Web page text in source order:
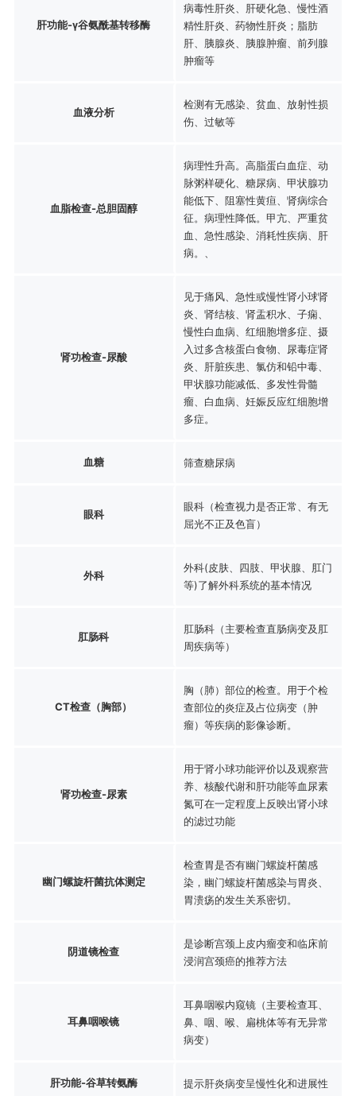
肝功能-γ谷氨酰基转移酶
病毒性肝炎、肝硬化急、慢性酒
精性肝炎、药物性肝炎；脂肪
肝、胰腺炎、胰腺肿瘤、前列腺
肿瘤等
血液分析
检测有无感染、贫血、放射性损
伤、过敏等
血脂检查-总胆固醇
病理性升高。高脂蛋白血症、动
脉粥样硬化、糖尿病、甲状腺功
能低下、阻塞性黄疸、肾病综合
征。病理性降低。甲亢、严重贫
血、急性感染、消耗性疾病、肝
病。、
肾功检查-尿酸
见于痛风、急性或慢性肾小球肾
炎、肾结核、肾盂积水、子痫、
慢性白血病、红细胞增多症、摄
入过多含核蛋白食物、尿毒症肾
炎、肝脏疾患、氯仿和铅中毒、
甲状腺功能减低、多发性骨髓
瘤、白血病、妊娠反应红细胞增
多症。
血糖 筛查糖尿病
眼科
眼科（检查视力是否正常、有无
屈光不正及色盲）
外科
外科(皮肤、四肢、甲状腺、肛门
等)了解外科系统的基本情况
肛肠科
肛肠科（主要检查直肠病变及肛
周疾病等）
CT检查（胸部）
胸（肺）部位的检查。用于个检
查部位的炎症及占位病变（肿
瘤）等疾病的影像诊断。
肾功检查-尿素
用于肾小球功能评价以及观察营
养、核酸代谢和肝功能等血尿素
氮可在一定程度上反映出肾小球
的滤过功能
幽门螺旋杆菌抗体测定
检查胃是否有幽门螺旋杆菌感
染，幽门螺旋杆菌感染与胃炎、
胃溃疡的发生关系密切。
阴道镜检查
是诊断宫颈上皮内瘤变和临床前
浸润宫颈癌的推荐方法
耳鼻咽喉镜
耳鼻咽喉内窥镜（主要检查耳、
鼻、咽、喉、扁桃体等有无异常
病变）
肝功能-谷草转氨酶 提示肝炎病变呈慢性化和进展性